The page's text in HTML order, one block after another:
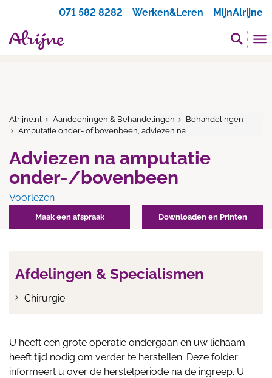
071 582 8282
Werken&Leren MijnAlrijne
Alrijne.nl Aandoeningen & Behandelingen
Behandelingen
Amputatie onder- of bovenbeen, adviezen na
Adviezen na amputatie
onder-/bovenbeen
Voorlezen
Maak een afspraak Downloaden en Printen
Afdelingen & Specialismen
Chirurgie
U heeft een grote operatie ondergaan en uw lichaam
heeft tijd nodig om verder te herstellen. Deze folder
informeert u over de herstelperiode na de ingreep. U